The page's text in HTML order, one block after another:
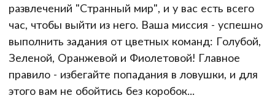
развлечений "Странный мир", и у вас есть всего
час, чтобы выйти из него. Ваша миссия - успешно
выполнить задания от цветных команд: Голубой,
Зеленой, Оранжевой и Фиолетовой! Главное
правило - избегайте попадания в ловушки, и для
этого вам не обойтись без коробок...